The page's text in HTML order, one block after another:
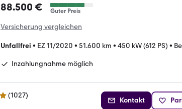
88.500 € Guter Preis
Versicherung vergleichen
Unfallfrei • EZ 11/2020 • 51.600 km • 450 kW (612 PS) •
Inzahlungnahme möglich
(1027)
Kontakt